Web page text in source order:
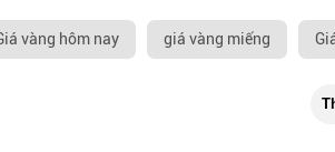
vàng hôm nay giá vàng miếng